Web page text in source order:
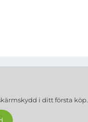
i ditt första köp.